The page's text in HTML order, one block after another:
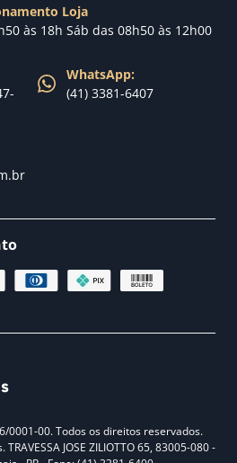
Loja
às 18h Sáb das 08h50 às 12h00
WhatsApp:
(41) 3381-6407
0001-00. Todos os direitos reservados.
JOSE ZILIOTTO 65, 83005-080 -